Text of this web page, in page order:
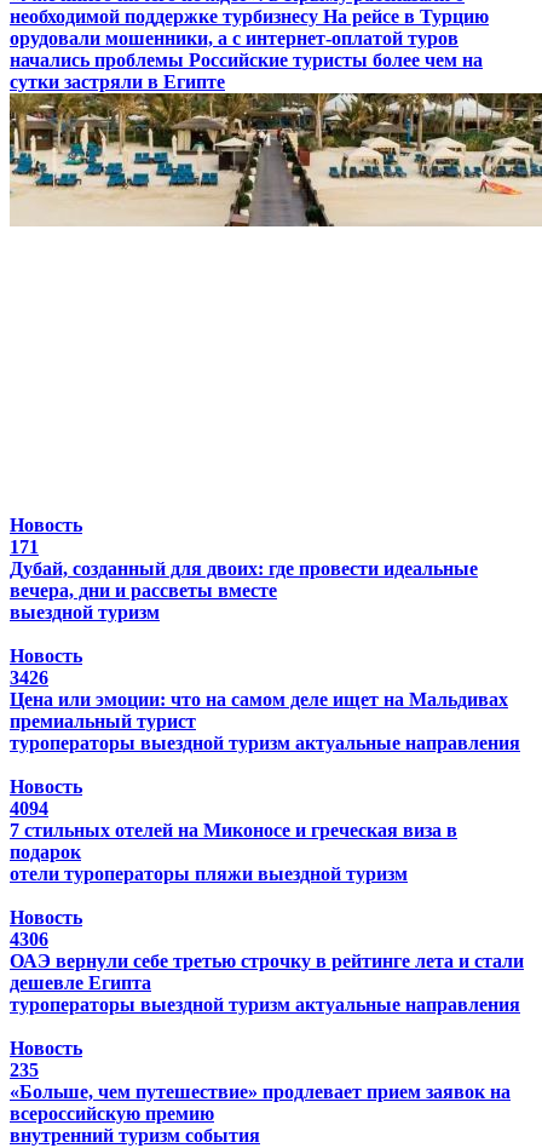
необходимой поддержке турбизнесу На рейсе в Турцию
орудовали мошенники, а с интернет-оплатой туров
начались проблемы Российские туристы более чем на
сутки застряли в Египте
Новость
171
Дубай, созданный для двоих: где провести идеальные
вечера, дни и рассветы вместе
выездной туризм
Новость
3426
Цена или эмоции: что на самом деле ищет на Мальдивах
премиальный турист
туроператоры выездной туризм актуальные направления
Новость
4094
7 стильных отелей на Миконосе и греческая виза в
подарок
отели туроператоры пляжи выездной туризм
Новость
4306
ОАЭ вернули себе третью строчку в рейтинге лета и стали
дешевле Египта
туроператоры выездной туризм актуальные направления
Новость
235
«Больше, чем путешествие» продлевает прием заявок на
всероссийскую премию
внутренний туризм события